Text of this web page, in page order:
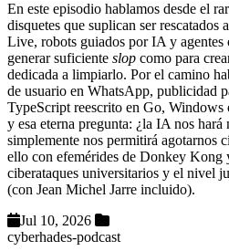
En este episodio hablamos desde el
disquetes que suplican ser rescatados
Live, robots guiados por IA y
generar suficiente slop como para
dedicada a limpiarlo. Por el camino
de usuario en WhatsApp, publicidad
TypeScript reescrito en Go,
y esa eterna pregunta: ¿la IA nos
simplemente nos permitirá agotarnos
ello con efemérides de Donkey Kong
ciberataques universitarios y el nivel
(con Jean Michel Jarre incluido).
Jul 10, 2026
cyberhades-podcast